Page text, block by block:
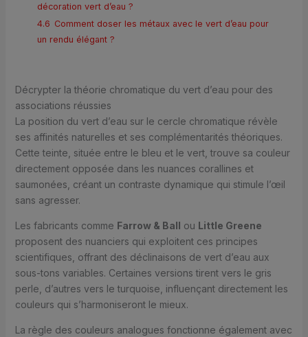
décoration vert d’eau ?
4.6 Comment doser les métaux avec le vert d’eau pour
un rendu élégant ?
Décrypter la théorie chromatique du vert d’eau pour des
associations réussies
La position du vert d’eau sur le cercle chromatique révèle
ses affinités naturelles et ses complémentarités théoriques.
Cette teinte, située entre le bleu et le vert, trouve sa couleur
directement opposée dans les nuances corallines et
saumonées, créant un contraste dynamique qui stimule l’œil
sans agresser.
Les fabricants comme Farrow & Ball ou Little Greene
proposent des nuanciers qui exploitent ces principes
scientifiques, offrant des déclinaisons de vert d’eau aux
sous-tons variables. Certaines versions tirent vers le gris
perle, d’autres vers le turquoise, influençant directement les
couleurs qui s’harmoniseront le mieux.
La règle des couleurs analogues fonctionne également avec